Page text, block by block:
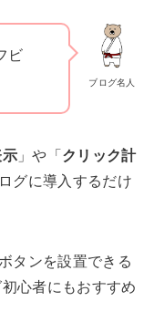
ブログ名人
ビ
示」や「 クリック計
グに導入するだけ
タンを設置できる
心者にもおすすめ